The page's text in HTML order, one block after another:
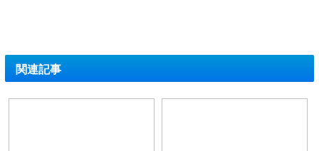
関連記事